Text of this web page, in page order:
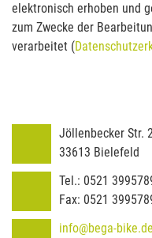
elektronisch erhoben und
zum Zwecke der
verarbeitet (
Jöllenbecker Str.
33613 Bielefeld
Tel.: 0521
Fax: 0521
info@bega-bike.de